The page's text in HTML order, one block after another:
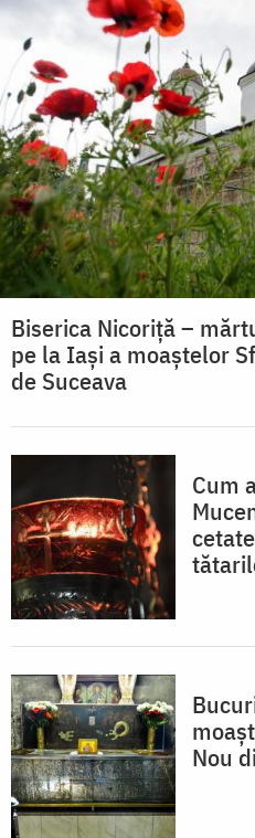
Biserica Nicoriță –
pe la Iași a moaștelor
de Suceava
Cum
Nou